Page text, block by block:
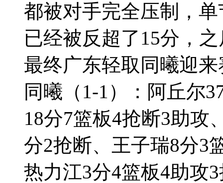
都被对手完全压制，
已经被反超了15分，
最终广东轻取同曦迎
同曦（1-1）：阿丘尔
18分7篮板4抢断3助攻
分2抢断、王子瑞8分3
热力江3分4篮板4助攻